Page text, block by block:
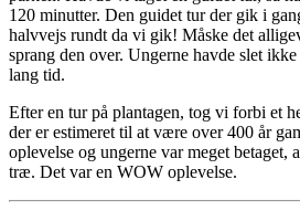
120 minutter. Den guidet tur der gik i
halvvejs rundt da vi gik! Måske det
sprang den over. Ungerne havde slet
lang tid.
Efter en tur på plantagen, tog vi forbi et
der er estimeret til at være over 400 år
oplevelse og ungerne var meget betaget,
træ. Det var en WOW oplevelse.